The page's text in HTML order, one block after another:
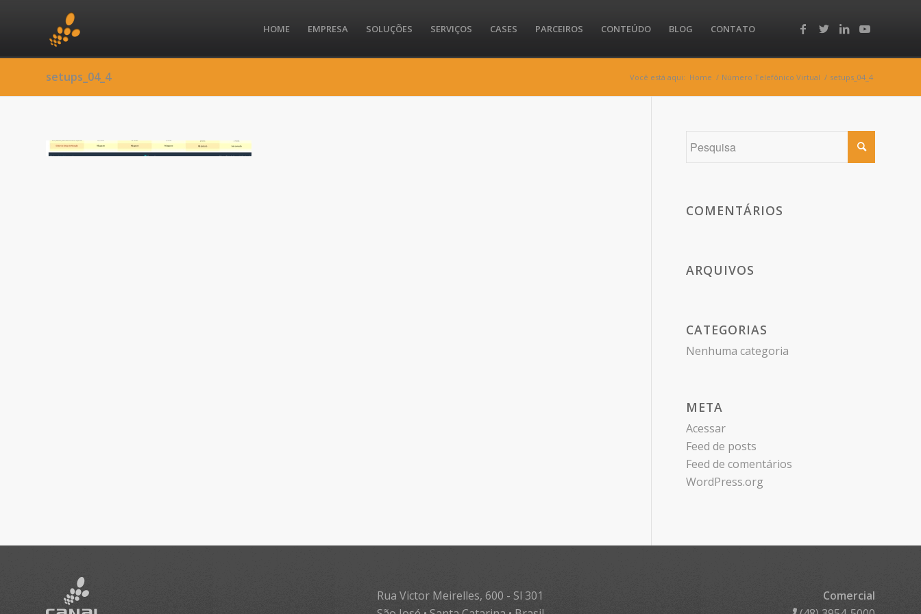
HOME EMPRESA SOLUÇÕES SERVIÇOS CASES PARCEIROS CONTEÚDO BLOG CONTATO
setups_04_4 Você está aqui: Home / Número Telefônico Virtual / setups_04_4
COMENTÁRIOS
ARQUIVOS
CATEGORIAS
Nenhuma categoria
META
Acessar
Feed de posts
Feed de comentários
WordPress.org
Rua Victor Meirelles, 600 - Sl 301
Comercial